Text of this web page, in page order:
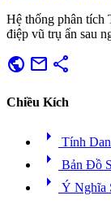
Hệ thống phân tích
điệp vũ trụ ẩn sau
public mail share
Chiều Kích
arrow_right Tính
arrow_right Bản Đồ
arrow_right Ý Nghĩa